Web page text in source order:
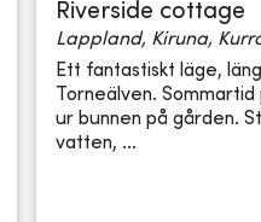
Riverside cottage
Lappland, Kiruna,
Ett fantastiskt läge,
Torneälven.
ur bunnen på gården.
vatten, ...